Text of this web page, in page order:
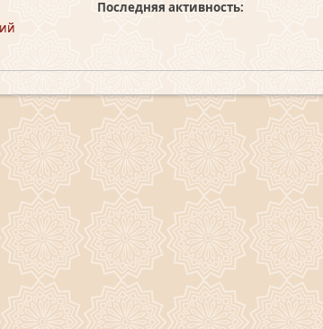
Последняя активность: